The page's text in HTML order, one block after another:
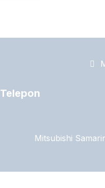
Telepon
Mitsubishi